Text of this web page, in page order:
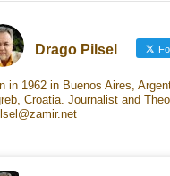
Drago Pilsel
in 1962 in Buenos Aires,
Croatia. Journalist and